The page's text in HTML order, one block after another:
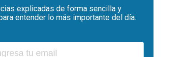
explicadas de forma sencilla y
entender lo más importante del día.